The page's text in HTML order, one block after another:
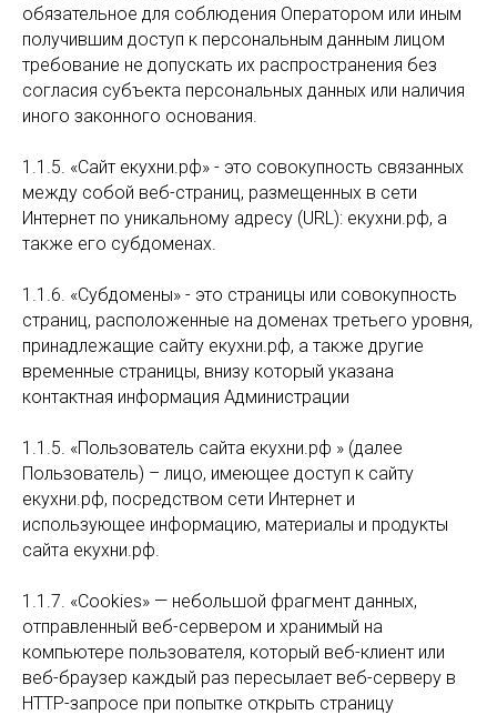
обязательное для соблюдения Оператором или иным
получившим доступ к персональным данным лицом
требование не допускать их распространения без
согласия субъекта персональных данных или наличия
иного законного основания.
1.1.5. «Сайт екухни.рф» - это совокупность связанных
между собой веб-страниц, размещенных в сети
Интернет по уникальному адресу (URL): екухни.рф, а
также его субдоменах.
1.1.6. «Субдомены» - это страницы или совокупность
страниц, расположенные на доменах третьего уровня,
принадлежащие сайту екухни.рф, а также другие
временные страницы, внизу который указана
контактная информация Администрации
1.1.5. «Пользователь сайта екухни.рф » (далее
Пользователь) – лицо, имеющее доступ к сайту
екухни.рф, посредством сети Интернет и
использующее информацию, материалы и продукты
сайта екухни.рф.
1.1.7. «Cookies» — небольшой фрагмент данных,
отправленный веб-сервером и хранимый на
компьютере пользователя, который веб-клиент или
веб-браузер каждый раз пересылает веб-серверу в
HTTP-запросе при попытке открыть страницу